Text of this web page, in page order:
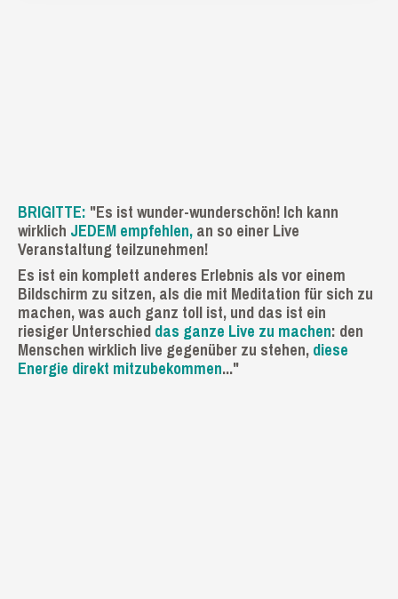
BRIGITTE: ​"Es ist wunder-wunderschön! Ich kann
wirklich JEDEM empfehlen, an so eine​r Live
Veranstaltung teilzunehmen​!
Es ist ein komplett anderes Erlebnis als ​vor einem
Bildschirm zu sitzen, als die mit Meditation für sich zu
machen, was auch ganz ​toll ist​,​ und ​das ist ein
riesiger Unterschied das ganze Live zu machen​: den
Menschen wirklich ​live gegenüber zu stehen​, diese
Energie direkt mitzubekommen..."